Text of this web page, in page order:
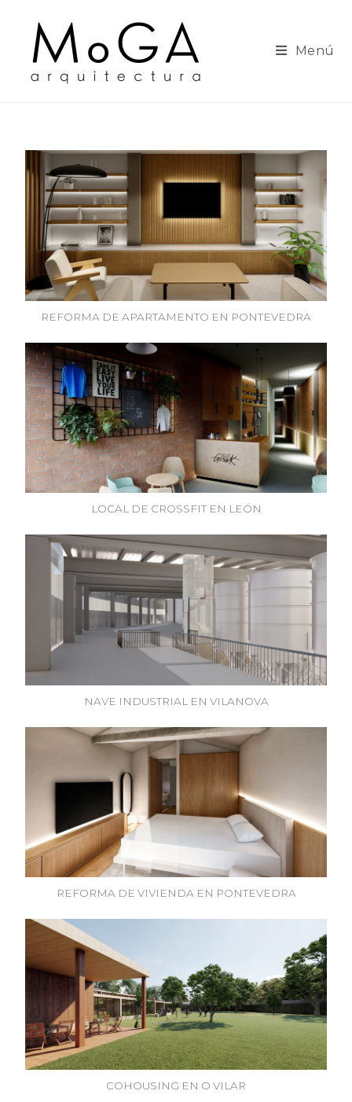
Menú
REFORMA DE APARTAMENTO EN PONTEVEDRA
LOCAL DE CROSSFIT EN LEÓN
NAVE INDUSTRIAL EN VILANOVA
REFORMA DE VIVIENDA EN PONTEVEDRA
COHOUSING EN O VILAR